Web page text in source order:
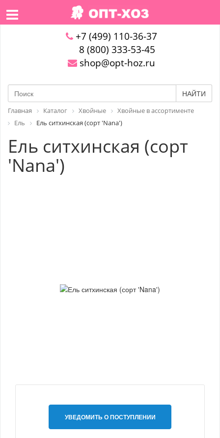
+7 (499) 110-36-37
8 (800) 333-53-45
shop@opt-hoz.ru
НАЙТИ
Главная Каталог Хвойные
Хвойные в ассортименте
Ель
Ель ситхинская (сорт 'Nana')
Ель ситхинская (сорт
'Nana')
УВЕДОМИТЬ О ПОСТУПЛЕНИИ